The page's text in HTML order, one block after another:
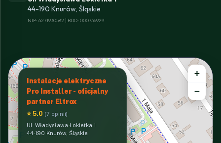
44-190 Knurów, Śląskie
NIP: 6271930582 | BDO: 000736929
Instalacje elektryczne
Pro Installer - oficjalny
partner Eltrox
⭐ 5.0 (7 opinii)
Ul. Władysława Łokietka 1
44-190 Knurów, Śląskie
+
−